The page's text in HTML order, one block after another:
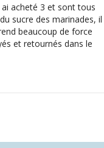
ai acheté 3 et sont tous
sucre des marinades, il
beaucoup de force
et retournés dans le